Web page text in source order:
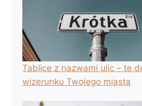
Tablice z nazwami ulic – te
wizerunku Twojego miasta